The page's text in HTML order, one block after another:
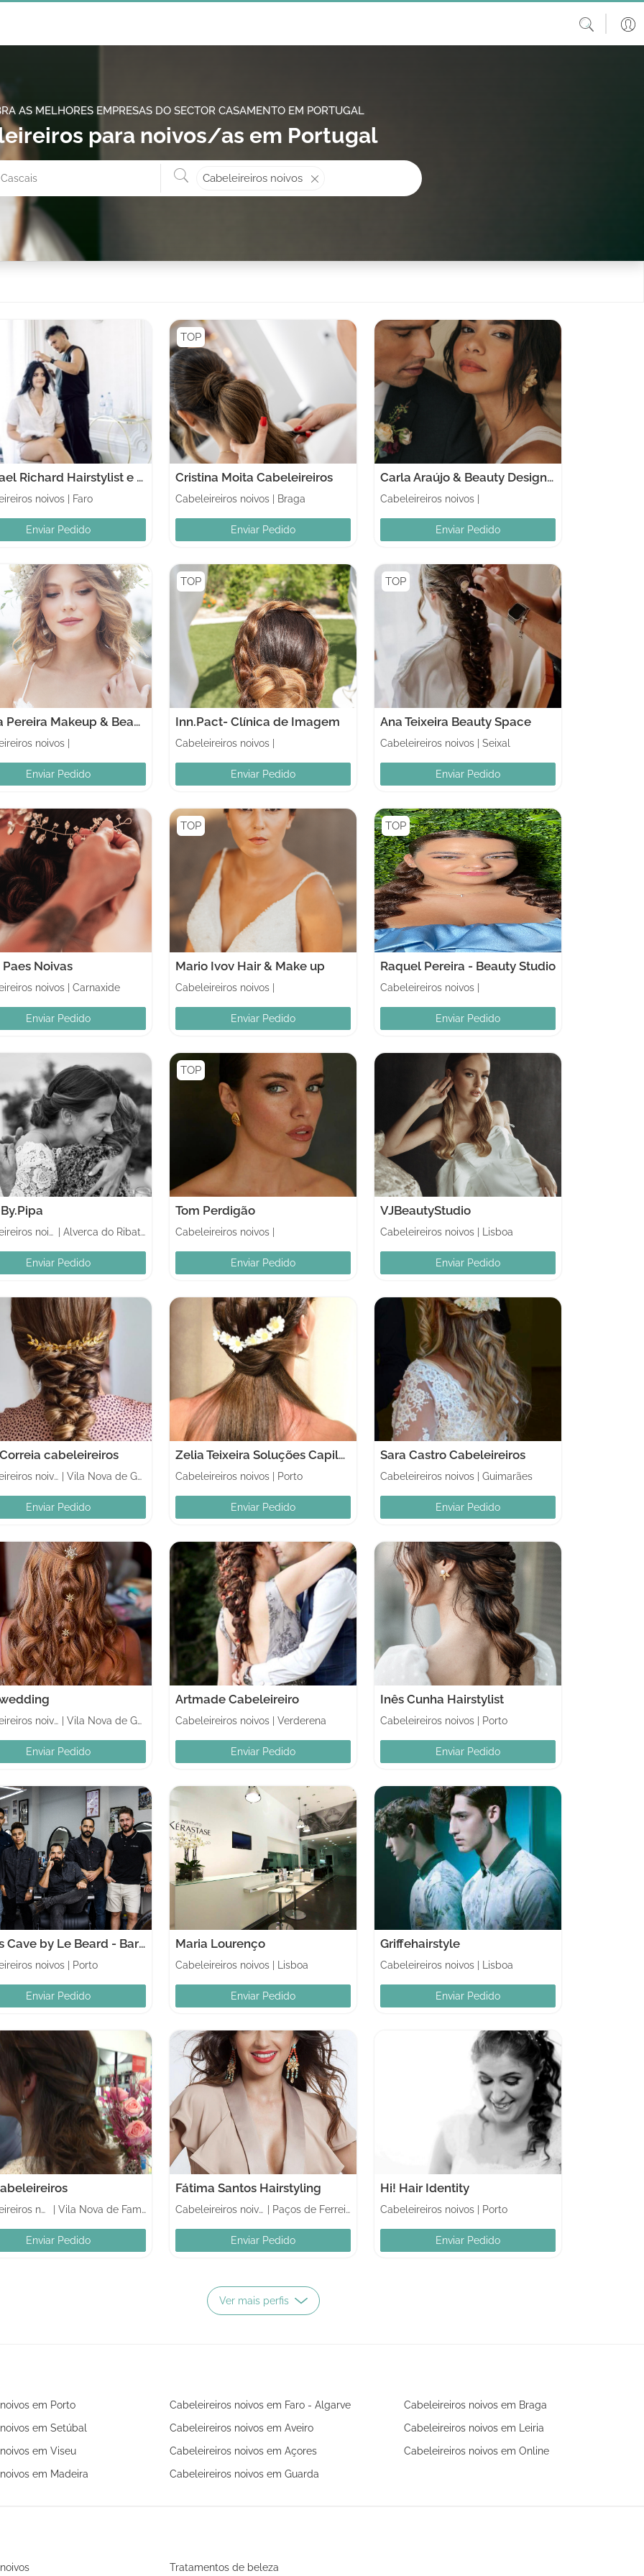
AS MELHORES EMPRESAS DO SECTOR CASAMENTO EM PORTUGAL
para noivos/as em Portugal
Cabeleireiros noivos
Michael Richard Hairstylist e Make-up
noivos Faro
Enviar Pedido
TOP
Cristina Moita Cabeleireiros
Cabeleireiros noivos Braga
Enviar Pedido
Carla Araújo & Beauty Designers Co
Cabeleireiros noivos
Enviar Pedido
Paula Pereira Makeup & Beauty
noivos
Enviar Pedido
TOP
Inn.Pact- Clínica de Imagem
Cabeleireiros noivos
Enviar Pedido
TOP
Ana Teixeira Beauty Space
Cabeleireiros noivos Seixal
Enviar Pedido
Noivas
noivos Carnaxide
Enviar Pedido
TOP
Mario Ivov Hair & Make up
Cabeleireiros noivos
Enviar Pedido
TOP
Raquel Pereira - Beauty Studio
Cabeleireiros noivos
Enviar Pedido
Cabeleireiros noivos Alverca do Ribatejo
Enviar Pedido
TOP
Tom Perdigão
Cabeleireiros noivos
Enviar Pedido
VJBeautyStudio
Cabeleireiros noivos Lisboa
Enviar Pedido
cabeleireiros
Cabeleireiros noivos Vila Nova de Gaia
Enviar Pedido
Zelia Teixeira Soluções Capilares
Cabeleireiros noivos Porto
Enviar Pedido
Sara Castro Cabeleireiros
Cabeleireiros noivos Guimarães
Enviar Pedido
Cabeleireiros noivos Vila Nova de Gaia
Enviar Pedido
Artmade Cabeleireiro
Cabeleireiros noivos Verderena
Enviar Pedido
Inês Cunha Hairstylist
Cabeleireiros noivos Porto
Enviar Pedido
Men's Cave by Le Beard - Barbershop
noivos Porto
Enviar Pedido
Maria Lourenço
Cabeleireiros noivos Lisboa
Enviar Pedido
Griffehairstyle
Cabeleireiros noivos Lisboa
Enviar Pedido
Cabeleireiros noivos Vila Nova de Famalicão
Enviar Pedido
Fátima Santos Hairstyling
Cabeleireiros noivos Paços de Ferreira
Enviar Pedido
Hi! Hair Identity
Cabeleireiros noivos Porto
Enviar Pedido
Ver mais perfis
em Porto Cabeleireiros noivos em Faro - Algarve
Cabeleireiros noivos em Braga
em Setúbal
Cabeleireiros noivos em Aveiro
Cabeleireiros noivos em Leiria
em Viseu
Cabeleireiros noivos em Açores
Cabeleireiros noivos em Online
em Madeira
Cabeleireiros noivos em Guarda
Tratamentos de beleza